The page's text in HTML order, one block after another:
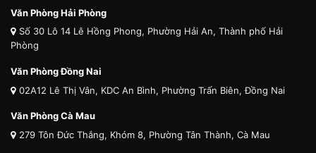
Văn Phòng Hải Phòng
Số 30 Lô 14 Lê Hồng Phong, Phường Hải An, Thành phố Hải
Phòng
Văn Phòng Đồng Nai
02A12 Lê Thị Vân, KDC An Bình, Phường Trấn Biên, Đồng Nai
Văn Phòng Cà Mau
279 Tôn Đức Thắng, Khóm 8, Phường Tân Thành, Cà Mau